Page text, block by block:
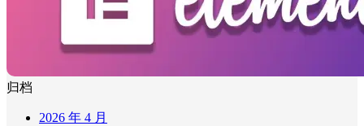
归档
2026 年 4 月